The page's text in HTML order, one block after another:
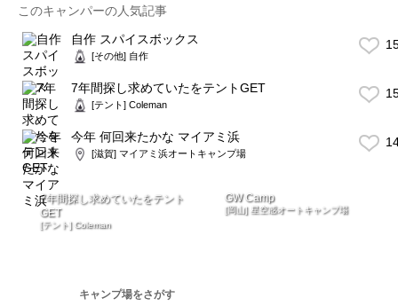
このキャンパーの人気記事
自作 スパイスボックス
[その他] 自作
7年間探し求めていたをテントGET
[テント] Coleman
今年 何回来たかな マイアミ浜
[滋賀] マイアミ浜オートキャンプ場
7年間探し求めていたをテント
GET
[テント] Coleman
GW Camp
[岡山] 星空感オートキャンプ場
キャンプ場をさがす